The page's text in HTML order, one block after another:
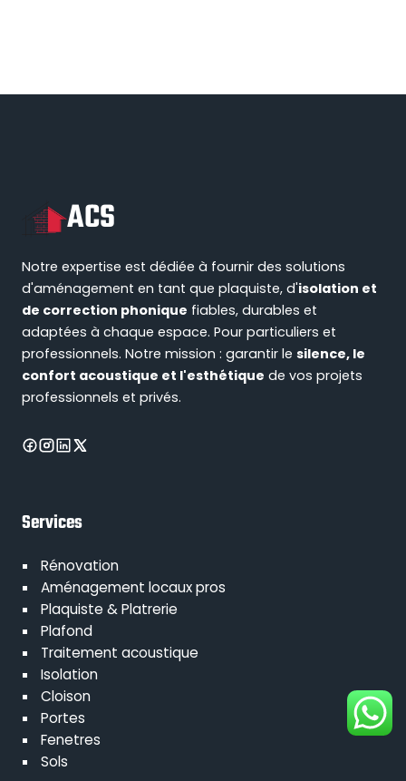
ACS
Notre expertise est dédiée à fournir des solutions
d'aménagement en tant que plaquiste, d'isolation et
de correction phonique fiables, durables et
adaptées à chaque espace. Pour particuliers et
professionnels. Notre mission : garantir le silence, le
confort acoustique et l'esthétique de vos projets
professionnels et privés.
Services
Rénovation
Aménagement locaux pros
Plaquiste & Platrerie
Plafond
Traitement acoustique
Isolation
Cloison
Portes
Fenetres
Sols